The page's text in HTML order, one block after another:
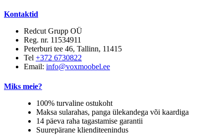
Kontaktid
Redcut Grupp OÜ
Reg. nr. 11534911
Peterburi tee 46, Tallinn, 11415
Tel +372 6730822
Email: info@voxmoobel.ee
Miks meie?
100% turvaline ostukoht
Maksa sularahas, panga ülekandega või kaardiga
14 päeva raha tagastamise garantii
Suurepärane klienditeenindus